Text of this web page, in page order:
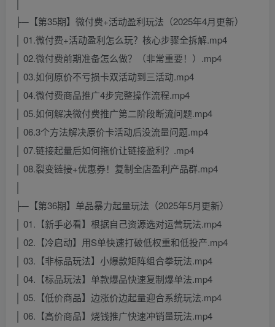
├─【第35期】微付费+活动盈利玩法（2025年4月更新）
│ 01.微付费+活动盈利怎么玩？核心步骤全拆解.mp4
│ 02.微付费前期准备怎么做？（非常重要！）.mp4
│ 03.如何原价不亏损卡双活动到三活动.mp4
│ 04.微付费商品推广4步完整操作流程.mp4
│ 05.如何解决微付费推广第二阶段断流问题.mp4
│ 06.3个方法解决原价卡活动后没流量问题.mp4
│ 07.链接起量后如何拖价让链接盈利？.mp4
│ 08.裂变链接+优惠券！复制全店盈利产品群.mp4
├─【第36期】单品暴力起量玩法（2025年5月更新）
│ 01.【新手必看】根据自己资源选对运营玩法.mp4
│ 02.【冷启动】用S单快速打破低权重和低投产.mp4
│ 03.【非标品玩法】小爆款矩阵组合拳玩法.mp4
│ 04.【标品玩法】单款爆品快速复制爆单法.mp4
│ 05.【低价商品】边涨价边起量迎合系统玩法.mp4
│ 06.【高价商品】烧钱推广快速冲销量玩法.mp4